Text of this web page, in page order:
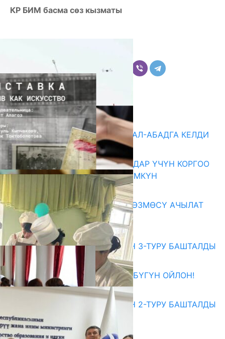
КР БИМ басма сөз кызматы
Комментарийлер
Акыркы жаңылыктар
«БИРИМДИК КЕРБЕНИ» ЖАЛАЛ-АБАДГА КЕЛДИ
07.08.2026
КОРРУПЦИЯНЫ КАБАРЛАГАНДАР ҮЧҮН КОРГОО
ЧАРАЛАРЫ КҮЧӨТҮЛҮШҮ МҮМКҮН
«АРХИВ – ИСКУССТВО» КӨРГӨЗМӨСҮ АЧЫЛАТ
07.08.2026
Абитуриент
ЖОЖДОРГО КАБЫЛ АЛУУНУН 3-ТУРУ БАШТАЛДЫ
27.07.2026
ӨЗҮҢДҮН КЕЛЕЧЕГИҢ ҮЧҮН БҮГҮН ОЙЛОН!
20.07.2026
ЖОЖДОРГО КАБЫЛ АЛУУНУН 2-ТУРУ БАШТАЛДЫ
20.07.2026
Медиа